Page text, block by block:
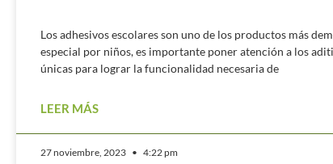
Los adhesivos escolares son uno de los productos más
especial por niños, es importante poner atención a los
únicas para lograr la funcionalidad necesaria de
LEER MÁS
27 noviembre, 2023 4:22 pm